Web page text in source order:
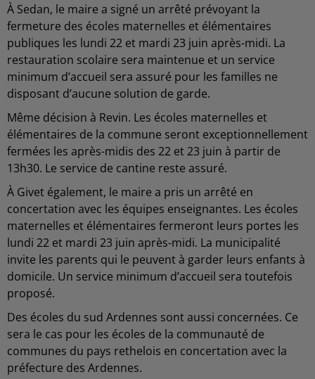
À Sedan, le maire a signé un arrêté prévoyant la
fermeture des écoles maternelles et élémentaires
publiques les lundi 22 et mardi 23 juin après-midi. La
restauration scolaire sera maintenue et un service
minimum d’accueil sera assuré pour les familles ne
disposant d’aucune solution de garde.
Même décision à Revin. Les écoles maternelles et
élémentaires de la commune seront exceptionnellement
fermées les après-midis des 22 et 23 juin à partir de
13h30. Le service de cantine reste assuré.
À Givet également, le maire a pris un arrêté en
concertation avec les équipes enseignantes. Les écoles
maternelles et élémentaires fermeront leurs portes les
lundi 22 et mardi 23 juin après-midi. La municipalité
invite les parents qui le peuvent à garder leurs enfants à
domicile. Un service minimum d’accueil sera toutefois
proposé.
Des écoles du sud Ardennes sont aussi concernées. Ce
sera le cas pour les écoles de la communauté de
communes du pays rethelois en concertation avec la
préfecture des Ardennes.